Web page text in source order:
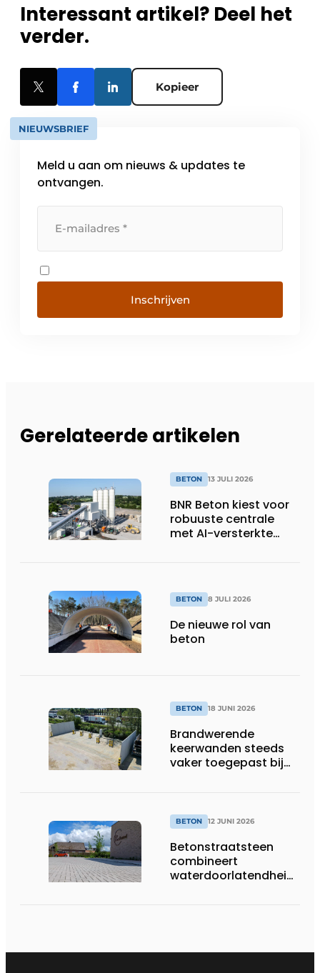
Interessant artikel? Deel het
verder.
Kopieer
NIEUWSBRIEF
Meld u aan om nieuws & updates te
ontvangen.
Inschrijven
Gerelateerde artikelen
BETON 13 JULI 2026
BNR Beton kiest voor
robuuste centrale
met AI-versterkte
BETON 8 JULI 2026
De nieuwe rol van
beton
BETON 18 JUNI 2026
Brandwerende
keerwanden steeds
vaker toegepast bij
BETON 12 JUNI 2026
Betonstraatsteen
combineert
waterdoorlatendheid